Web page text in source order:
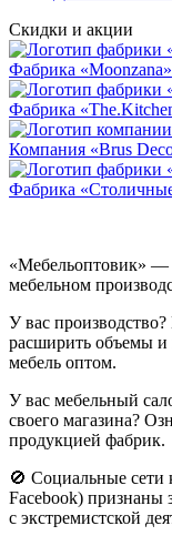
Скидки и акции
Фабрика «Moonzana»
Фабрика
Компания «Brus
Фабрика
«Мебельоптовик» —
мебельном
У вас
расширить объемы
мебель оптом.
У вас мебельный
своего магазина?
продукцией фабрик.
🚫 Социальные сети
Facebook) признаны
с экстремистской